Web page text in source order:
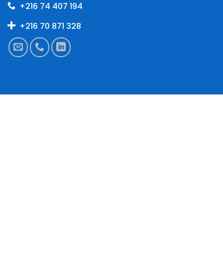
+216 74 407 194
+216 70 871 328